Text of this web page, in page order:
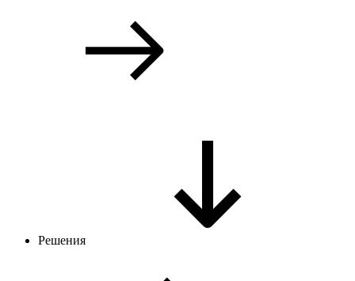
Решения